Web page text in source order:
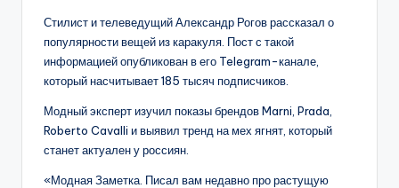
Стилист и телеведущий Александр Рогов рассказал о
популярности вещей из каракуля. Пост с такой
информацией опубликован в его Telegram-канале,
который насчитывает 185 тысяч подписчиков.
Модный эксперт изучил показы брендов Marni, Prada,
Roberto Cavalli и выявил тренд на мех ягнят, который
станет актуален у россиян.
«Модная Заметка. Писал вам недавно про растущую